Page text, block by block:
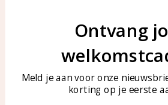
Veelgestelde vragen
Sieraden onderhouden
KAYA
Bellen
Ontvang
Meld je aan voor onze
korting op je eerste